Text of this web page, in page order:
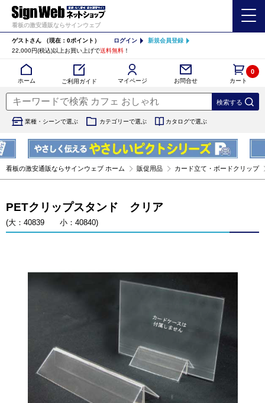
看板の激安通販ならサインウェブ
ゲストさん （現在：0ポイント） ログイン
新規会員登録
22,000円(税込)以上お買い上げで送料無料 ！
ホーム ご利用ガイド マイページ お問合せ カート
0
業種・シーンで選ぶ カテゴリーで選ぶ カタログで選ぶ
看板の激安通販ならサインウェブ ホーム 販促用品 カード立て・ボードクリップ
PETクリップスタンド クリア
(大：40839 小：40840)